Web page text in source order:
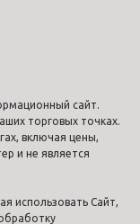
сайт.
торговых точках.
включая цены,
и не является
использовать Сайт,